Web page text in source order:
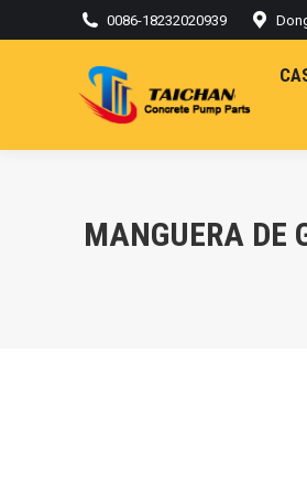
0086-18232020939
MANGUERA DE